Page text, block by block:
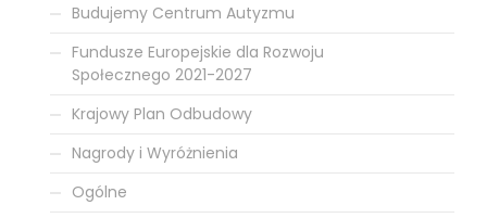
Budujemy Centrum Autyzmu
Fundusze Europejskie dla Rozwoju
Społecznego 2021-2027
Krajowy Plan Odbudowy
Nagrody i Wyróżnienia
Ogólne